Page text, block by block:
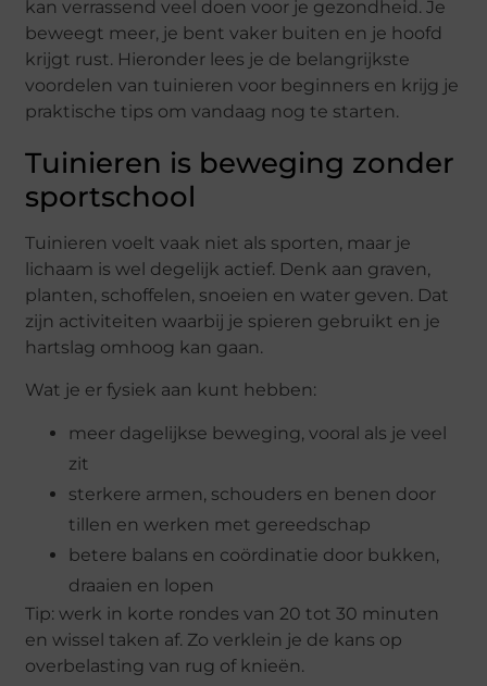
kan verrassend veel doen voor je gezondheid. Je
beweegt meer, je bent vaker buiten en je hoofd
krijgt rust. Hieronder lees je de belangrijkste
voordelen van tuinieren voor beginners en krijg je
praktische tips om vandaag nog te starten.
Tuinieren is beweging zonder
sportschool
Tuinieren voelt vaak niet als sporten, maar je
lichaam is wel degelijk actief. Denk aan graven,
planten, schoffelen, snoeien en water geven. Dat
zijn activiteiten waarbij je spieren gebruikt en je
hartslag omhoog kan gaan.
Wat je er fysiek aan kunt hebben:
meer dagelijkse beweging, vooral als je veel
zit
sterkere armen, schouders en benen door
tillen en werken met gereedschap
betere balans en coördinatie door bukken,
draaien en lopen
Tip: werk in korte rondes van 20 tot 30 minuten
en wissel taken af. Zo verklein je de kans op
overbelasting van rug of knieën.